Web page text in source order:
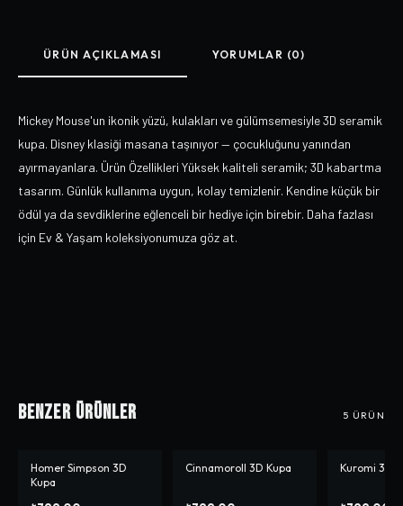
ÜRÜN AÇIKLAMASI YORUMLAR (0)
Mickey Mouse'un ikonik yüzü, kulakları ve gülümsemesiyle 3D seramik
kupa. Disney klasiği masana taşınıyor — çocukluğunu yanından
ayırmayanlara. Ürün Özellikleri Yüksek kaliteli seramik; 3D kabartma
tasarım. Günlük kullanıma uygun, kolay temizlenir. Kendine küçük bir
ödül ya da sevdiklerine eğlenceli bir hediye için birebir. Daha fazlası
için Ev & Yaşam koleksiyonumuza göz at.
Benzer Ürünler 5 ÜRÜN
Homer Simpson 3D
Kupa
Cinnamoroll 3D Kupa Kuromi 3D